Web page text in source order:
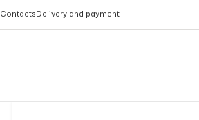
Contacts Delivery and payment